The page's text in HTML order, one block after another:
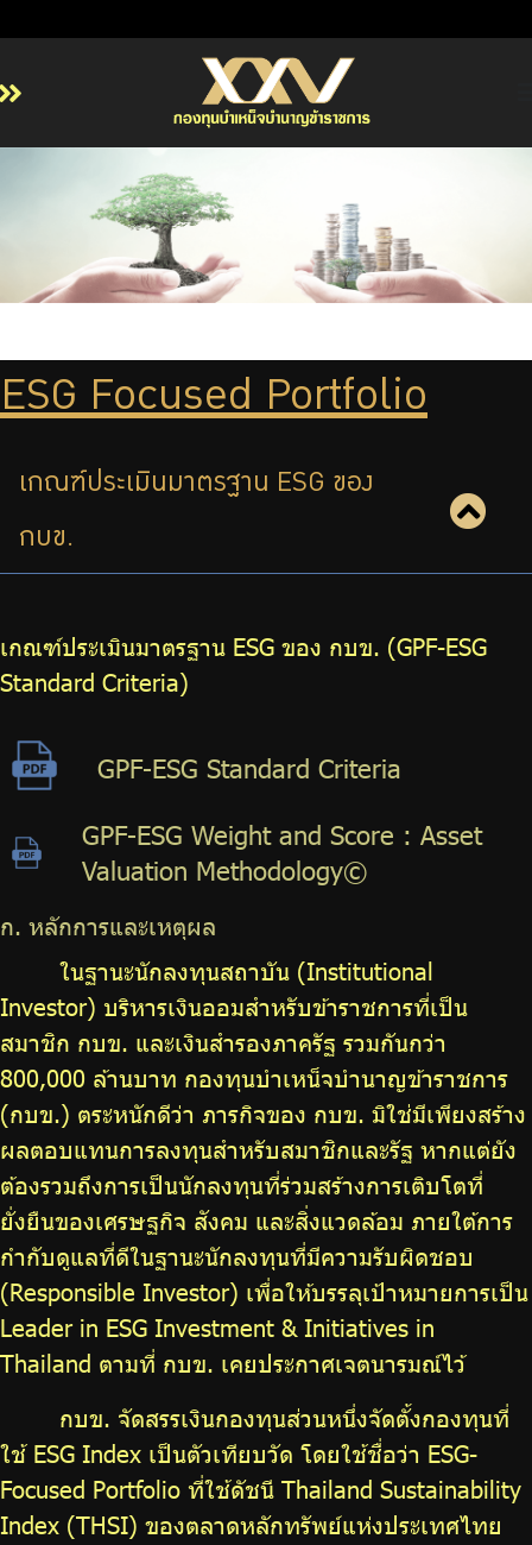
เกี่ยวกับ กบข.
ลงทุน
การบริหารความเสี่ยง
รายงานผลการดำเนินงาน
ข่าวสารและกิจกรรม
ติดต่อเรา
ESG Focused Portfolio
เกณฑ์ประเมินมาตรฐาน ESG ของ
กบข.
เกณฑ์ประเมินมาตรฐาน ESG ของ กบข. (GPF-ESG
Standard Criteria)
GPF-ESG Standard Criteria
GPF-ESG Weight and Score : Asset
Valuation Methodology©
ก. หลักการและเหตุผล
ในฐานะนักลงทุนสถาบัน (Institutional
Investor) บริหารเงินออมสำหรับข้าราชการที่เป็น
สมาชิก กบข. และเงินสำรองภาครัฐ รวมกันกว่า
800,000 ล้านบาท กองทุนบำเหน็จบำนาญข้าราชการ
(กบข.) ตระหนักดีว่า ภารกิจของ กบข. มิใช่มีเพียงสร้าง
ผลตอบแทนการลงทุนสำหรับสมาชิกและรัฐ หากแต่ยัง
ต้องรวมถึงการเป็นนักลงทุนที่ร่วมสร้างการเติบโตที่
ยั่งยืนของเศรษฐกิจ สังคม และสิ่งแวดล้อม ภายใต้การ
กำกับดูแลที่ดีในฐานะนักลงทุนที่มีความรับผิดชอบ
(Responsible Investor) เพื่อให้บรรลุเป้าหมายการเป็น
Leader in ESG Investment & Initiatives in
Thailand ตามที่ กบข. เคยประกาศเจตนารมณ์ไว้
กบข. จัดสรรเงินกองทุนส่วนหนึ่งจัดตั้งกองทุนที่
ใช้ ESG Index เป็นตัวเทียบวัด โดยใช้ชื่อว่า ESG-
Focused Portfolio ที่ใช้ดัชนี Thailand Sustainability
Index (THSI) ของตลาดหลักทรัพย์แห่งประเทศไทย